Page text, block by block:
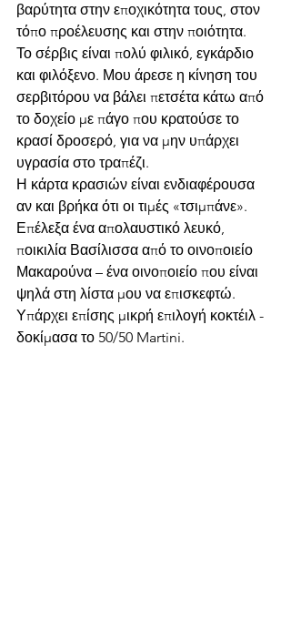
βαρύτητα στην εποχικότητα τους, στον
τόπο προέλευσης και στην ποιότητα.
Το σέρβις είναι πολύ φιλικό, εγκάρδιο
και φιλόξενο. Μου άρεσε η κίνηση του
σερβιτόρου να βάλει πετσέτα κάτω από
το δοχείο με πάγο που κρατούσε το
κρασί δροσερό, για να μην υπάρχει
υγρασία στο τραπέζι.
Η κάρτα κρασιών είναι ενδιαφέρουσα
αν και βρήκα ότι οι τιμές «τσιμπάνε».
Επέλεξα ένα απολαυστικό λευκό,
ποικιλία Βασίλισσα από το οινοποιείο
Μακαρούνα – ένα οινοποιείο που είναι
ψηλά στη λίστα μου να επισκεφτώ.
Υπάρχει επίσης μικρή επιλογή κοκτέιλ -
δοκίμασα το 50/50 Martini.